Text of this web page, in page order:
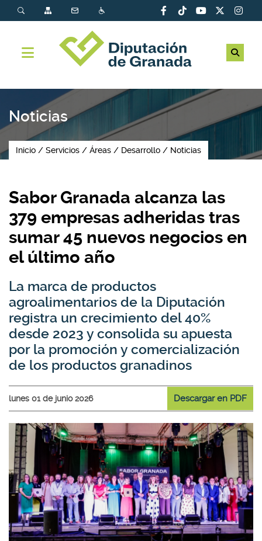
Noticias
Inicio Servicios Áreas Desarrollo Noticias
Sabor Granada alcanza las
379 empresas adheridas tras
sumar 45 nuevos negocios en
el último año
La marca de productos
agroalimentarios de la Diputación
registra un crecimiento del 40%
desde 2023 y consolida su apuesta
por la promoción y comercialización
de los productos granadinos
lunes 01 de junio 2026 Descargar en PDF